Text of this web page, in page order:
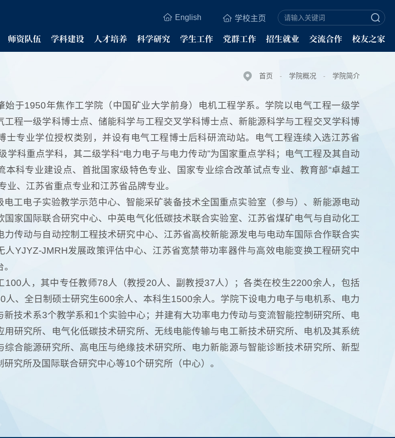
English 学校主页
师资队伍 学科建设 人才培养 科学研究 学生工作 党群工作 招生就业 交流合作 校友之家
首页 - 学院概况 - 学院简介
始于1950年焦作工学院（中国矿业大学前身）电机工程学系。学院以电气工程一级学
工程一级学科博士点、储能科学与工程交叉学科博士点、新能源科学与工程交叉学科博
士专业学位授权类别，并设有电气工程博士后科研流动站。电气工程连续入选江苏省
级学科重点学科，其二级学科“电力电子与电力传动”为国家重点学科；电气工程及其自动
本科专业建设点、首批国家级特色专业、国家专业综合改革试点专业、教育部“卓越工
业、江苏省重点专业和江苏省品牌专业。
电工电子实验教学示范中心、智能采矿装备技术全国重点实验室（参与）、新能源电动
国家国际联合研究中心、中英电气化低碳技术联合实验室、江苏省煤矿电气与自动化工
力传动与自动控制工程技术研究中心、江苏省高校新能源发电与电动车国际合作联合实
人YJYZ-JMRH发展政策评估中心、江苏省宽禁带功率器件与高效电能变换工程研究中
100人，其中专任教师78人（教授20人、副教授37人）；各类在校生2200余人，包括
人、全日制硕士研究生600余人、本科生1500余人。学院下设电力电子与电机系、电力
新技术系3个教学系和1个实验中心；并建有大功率电力传动与变流智能控制研究所、电
用研究所、电气化低碳技术研究所、无线电能传输与电工新技术研究所、电机及其系统
综合能源研究所、高电压与绝缘技术研究所、电力新能源与智能诊断技术研究所、新型
研究所及国际联合研究中心等10个研究所（中心）。